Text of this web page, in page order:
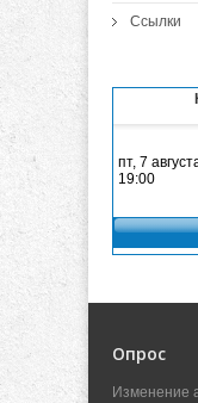
Ссылки
Опрос
Изменение